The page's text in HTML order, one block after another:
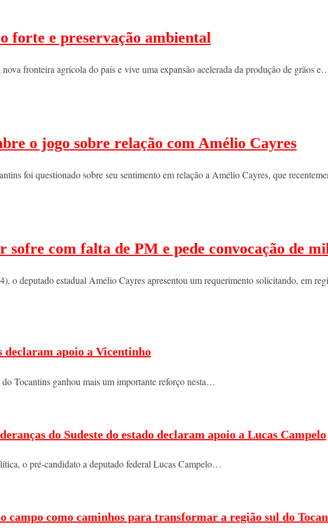
forte e preservação ambiental
fronteira agrícola do país e vive uma expansão acelerada da produção de grãos
o jogo sobre relação com Amélio Cayres
foi questionado sobre seu sentimento em relação a Amélio Cayres, que
com falta de PM e pede convocação de
o deputado estadual Amélio Cayres apresentou um requerimento solicitando, em
declaram apoio a Vicentinho
Tocantins ganhou mais um importante reforço nesta…
do Sudeste do estado declaram apoio a Lucas Campelo
o pré-candidato a deputado federal Lucas Campelo…
campo como caminhos para transformar a região sul do